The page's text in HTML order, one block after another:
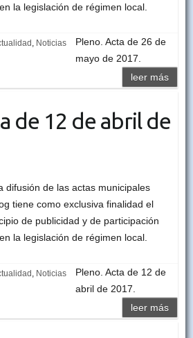
la legislación de régimen local.
, Noticias
Pleno. Acta de 26 de
mayo de 2017.
leer más
de 12 de abril de
difusión de las actas municipales
tiene como exclusiva finalidad el
de publicidad y de participación
la legislación de régimen local.
, Noticias
Pleno. Acta de 12 de
abril de 2017.
leer más